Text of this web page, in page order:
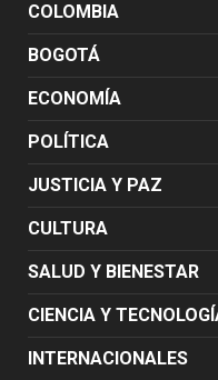
COLOMBIA
BOGOTÁ
ECONOMÍA
POLÍTICA
JUSTICIA Y PAZ
CULTURA
SALUD Y BIENESTAR
CIENCIA Y
INTERNACIONALES